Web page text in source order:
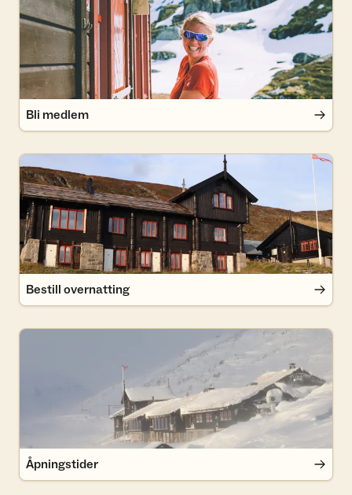
Bli medlem
Bestill overnatting
Bestill overnatting
Åpningstider
Åpningstider